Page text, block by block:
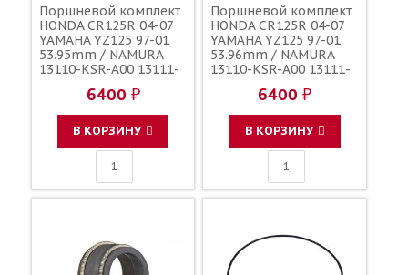
Поршневой комплект
HONDA CR125R 04-07
YAMAHA YZ125 97-01
53.95mm / NAMURA
13110-KSR-A00 13111-
000 13121-KZ4-A91
4XM-11631-20-D0 4XM-
11631-30-D0 4XM-
6400 ₽
В КОРЗИНУ
Поршневой комплект
HONDA CR125R 04-07
YAMAHA YZ125 97-01
53.96mm / NAMURA
13110-KSR-A00 13111-
000 13121-KZ4-A91
4XM-11631-20-D0 4XM-
11631-30-D0 4XM-
6400 ₽
В КОРЗИНУ